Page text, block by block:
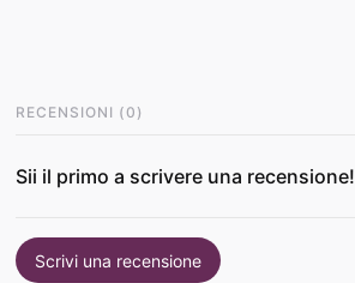
RECENSIONI (0 )
Sii il primo a scrivere una recensione!
Scrivi una recensione